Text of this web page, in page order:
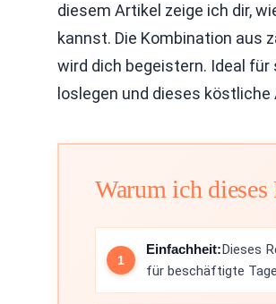
diesem Artikel zeige ich dir,
kannst. Die Kombination aus
wird dich begeistern. Ideal
loslegen und dieses
Warum ich dieses
Einfachheit:Dieses
für beschäftigte